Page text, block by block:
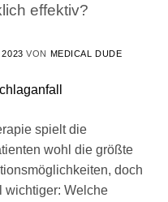
effektiv?
VON MEDICAL DUDE
spielt die
wohl die größte
doch
wichtiger: Welche